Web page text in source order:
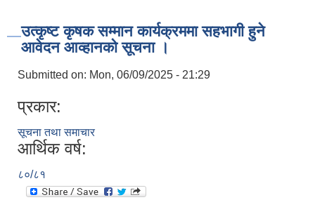
उत्कृष्ट कृषक सम्मान कार्यक्रममा सहभागी हुने
आवेदन आव्हानको सूचना ।
Submitted on: Mon, 06/09/2025 - 21:29
प्रकार:
सूचना तथा समाचार
आर्थिक वर्ष:
८०/८१